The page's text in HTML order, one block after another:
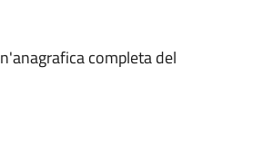
completa del